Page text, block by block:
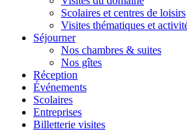
Scolaires et centres de loisirs
Visites thématiques et
Séjourner
Nos chambres & suites
Nos gîtes
Réception
Événements
Scolaires
Entreprises
Billetterie visites